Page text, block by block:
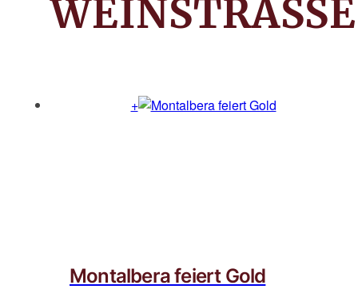
Montalbera feiert Gold